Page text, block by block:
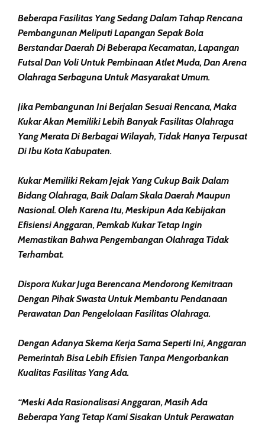
Beberapa Fasilitas Yang Sedang Dalam Tahap Rencana
Pembangunan Meliputi Lapangan Sepak Bola
Berstandar Daerah Di Beberapa Kecamatan, Lapangan
Futsal Dan Voli Untuk Pembinaan Atlet Muda, Dan Arena
Olahraga Serbaguna Untuk Masyarakat Umum.
Jika Pembangunan Ini Berjalan Sesuai Rencana, Maka
Kukar Akan Memiliki Lebih Banyak Fasilitas Olahraga
Yang Merata Di Berbagai Wilayah, Tidak Hanya Terpusat
Di Ibu Kota Kabupaten.
Kukar Memiliki Rekam Jejak Yang Cukup Baik Dalam
Bidang Olahraga, Baik Dalam Skala Daerah Maupun
Nasional. Oleh Karena Itu, Meskipun Ada Kebijakan
Efisiensi Anggaran, Pemkab Kukar Tetap Ingin
Memastikan Bahwa Pengembangan Olahraga Tidak
Terhambat.
Dispora Kukar Juga Berencana Mendorong Kemitraan
Dengan Pihak Swasta Untuk Membantu Pendanaan
Perawatan Dan Pengelolaan Fasilitas Olahraga.
Dengan Adanya Skema Kerja Sama Seperti Ini, Anggaran
Pemerintah Bisa Lebih Efisien Tanpa Mengorbankan
Kualitas Fasilitas Yang Ada.
“Meski Ada Rasionalisasi Anggaran, Masih Ada
Beberapa Yang Tetap Kami Sisakan Untuk Perawatan